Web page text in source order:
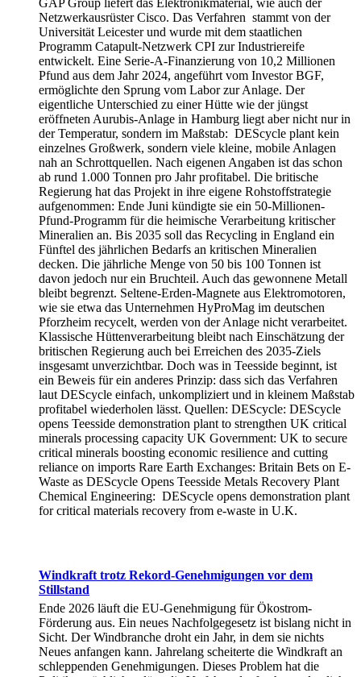
GAP Group liefert das Elektronikmaterial, wie auch der
Netzwerkausrüster Cisco. Das Verfahren stammt von der
Universität Leicester und wurde mit dem staatlichen
Programm Catapult-Netzwerk CPI zur Industriereife
entwickelt. Eine Serie-A-Finanzierung von 10,2 Millionen
Pfund aus dem Jahr 2024, angeführt vom Investor BGF,
ermöglichte den Sprung vom Labor zur Anlage. Der
eigentliche Unterschied zu einer Hütte wie der jüngst
eröffneten Aurubis-Anlage in Hamburg liegt aber nicht nur in
der Temperatur, sondern im Maßstab: DEScycle plant kein
einzelnes Großwerk, sondern viele kleine, mobile Anlagen
nah an Schrottquellen. Nach eigenen Angaben ist das schon
ab rund 1.000 Tonnen pro Jahr profitabel. Die britische
Regierung hat das Projekt in ihre eigene Rohstoffstrategie
aufgenommen: Ende Juni kündigte sie ein 50-Millionen-
Pfund-Programm für die heimische Verarbeitung kritischer
Mineralien an. Bis 2035 soll das Recycling in England ein
Fünftel des jährlichen Bedarfs an kritischen Mineralien
decken. Die jährliche Menge von 50 bis 100 Tonnen ist
davon jedoch nur ein Bruchteil. Auch das gewonnene Metall
bleibt begrenzt. Seltene-Erden-Magnete aus Elektromotoren,
wie sie etwa das Unternehmen HyProMag im deutschen
Pforzheim recycelt, werden von der Anlage nicht verarbeitet.
Klassische Hüttenverarbeitung bleibt nach Einschätzung der
britischen Regierung auch bei Erreichen des 2035-Ziels
insgesamt unverzichtbar. Doch was in Teesside beginnt, ist
ein Beweis für ein anderes Prinzip: dass sich das Verfahren
laut DEScycle einfach, unkompliziert und in kleinem Maßstab
profitabel wiederholen lässt. Quellen: DEScycle: DEScycle
opens Teesside demonstration plant to strengthen UK critical
minerals processing capacity UK Government: UK to secure
critical minerals boosting economic resilience and cutting
reliance on imports Rare Earth Exchanges: Britain Bets on E-
Waste as DEScycle Opens Teesside Metals Recovery Plant
Chemical Engineering: DEScycle opens demonstration plant
for critical materials recovery from e-waste in U.K.
Windkraft trotz Rekord-Genehmigungen vor dem
Stillstand
Ende 2026 läuft die EU-Genehmigung für Ökostrom-
Förderung aus. Ein neues Nachfolgegesetz ist bislang nicht in
Sicht. Der Windbranche droht ein Jahr, in dem sie nichts
Neues anfangen kann. Jahrelang scheiterte die Windkraft an
schleppenden Genehmigungen. Dieses Problem hat die